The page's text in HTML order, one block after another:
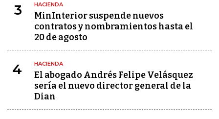
3 HACIENDA
MinInterior suspende nuevos
contratos y nombramientos hasta el
20 de agosto
4 HACIENDA
El abogado Andrés Felipe Velásquez
sería el nuevo director general de la
Dian